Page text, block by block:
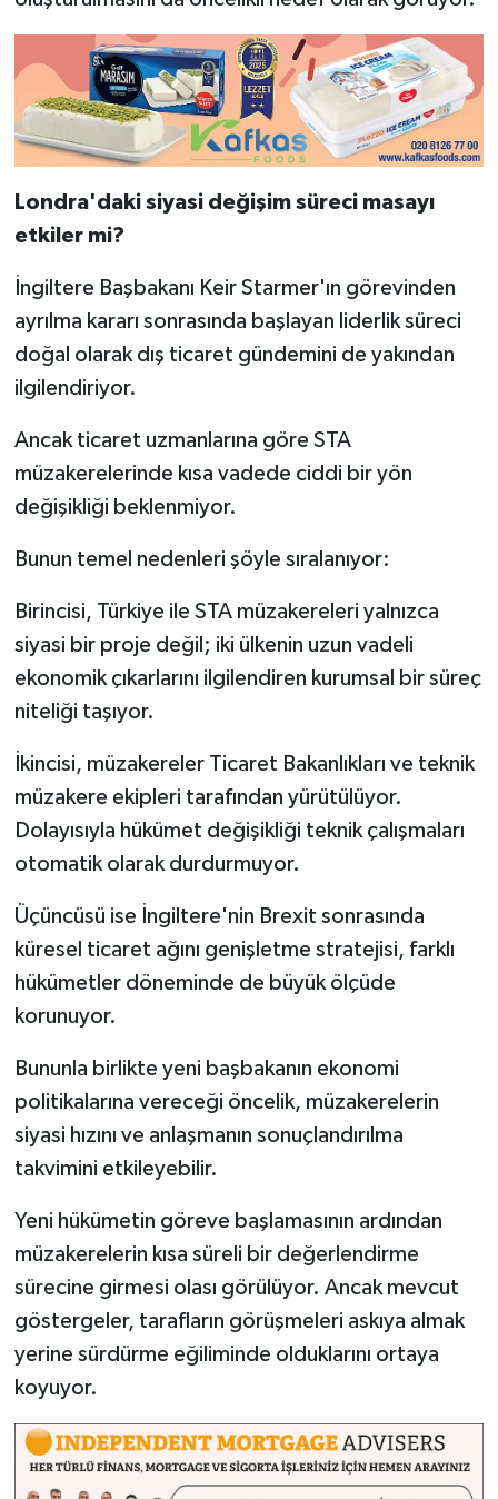
Londra'daki siyasi değişim süreci masayı
etkiler mi?
İngiltere Başbakanı Keir Starmer'ın görevinden
ayrılma kararı sonrasında başlayan liderlik süreci
doğal olarak dış ticaret gündemini de yakından
ilgilendiriyor.
Ancak ticaret uzmanlarına göre STA
müzakerelerinde kısa vadede ciddi bir yön
değişikliği beklenmiyor.
Bunun temel nedenleri şöyle sıralanıyor:
Birincisi, Türkiye ile STA müzakereleri yalnızca
siyasi bir proje değil; iki ülkenin uzun vadeli
ekonomik çıkarlarını ilgilendiren kurumsal bir süreç
niteliği taşıyor.
İkincisi, müzakereler Ticaret Bakanlıkları ve teknik
müzakere ekipleri tarafından yürütülüyor.
Dolayısıyla hükümet değişikliği teknik çalışmaları
otomatik olarak durdurmuyor.
Üçüncüsü ise İngiltere'nin Brexit sonrasında
küresel ticaret ağını genişletme stratejisi, farklı
hükümetler döneminde de büyük ölçüde
korunuyor.
Bununla birlikte yeni başbakanın ekonomi
politikalarına vereceği öncelik, müzakerelerin
siyasi hızını ve anlaşmanın sonuçlandırılma
takvimini etkileyebilir.
Yeni hükümetin göreve başlamasının ardından
müzakerelerin kısa süreli bir değerlendirme
sürecine girmesi olası görülüyor. Ancak mevcut
göstergeler, tarafların görüşmeleri askıya almak
yerine sürdürme eğiliminde olduklarını ortaya
koyuyor.